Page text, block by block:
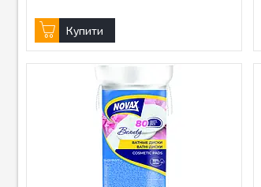
Купити